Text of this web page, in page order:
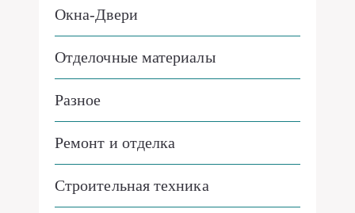
Окна-Двери
Отделочные материалы
Разное
Ремонт и отделка
Строительная техника